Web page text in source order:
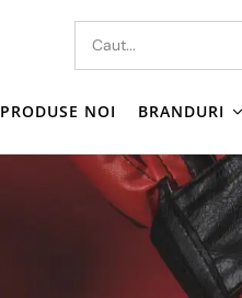
PRODUSE NOI BRANDURI